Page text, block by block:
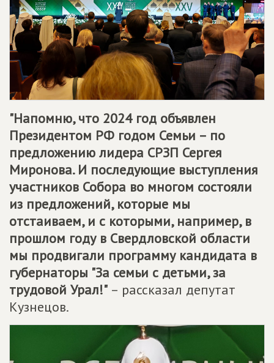
"Напомню, что 2024 год объявлен
Президентом РФ годом Семьи – по
предложению лидера СРЗП Сергея
Миронова. И последующие выступления
участников Собора во многом состояли
из предложений, которые мы
отстаиваем, и с которыми, например, в
прошлом году в Свердловской области
мы продвигали программу кандидата в
губернаторы "За семьи с детьми, за
трудовой Урал!" – рассказал депутат
Кузнецов.